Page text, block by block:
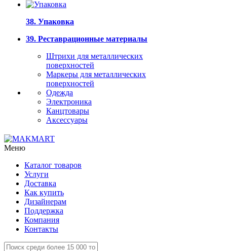
38. Упаковка
39. Реставрационные материалы
Штрихи для металлических
поверхностей
Маркеры для металлических
поверхностей
Одежда
Электроника
Канцтовары
Аксессуары
Меню
Каталог товаров
Услуги
Доставка
Как купить
Дизайнерам
Поддержка
Компания
Контакты